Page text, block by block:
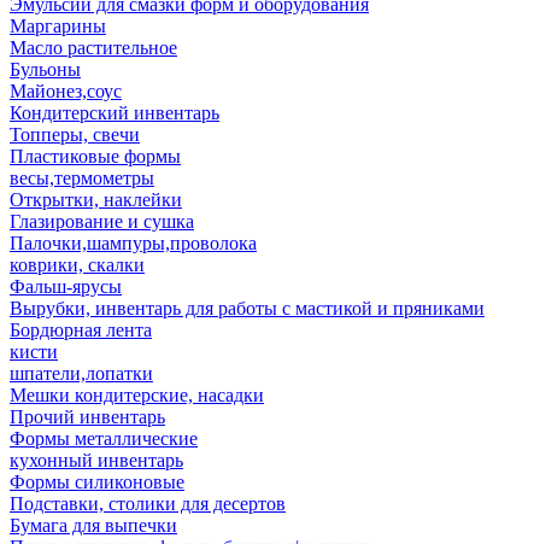
Эмульсии для смазки форм и оборудования
Маргарины
Масло растительное
Бульоны
Майонез,соус
Кондитерский инвентарь
Топперы, свечи
Пластиковые формы
весы,термометры
Открытки, наклейки
Глазирование и сушка
Палочки,шампуры,проволока
коврики, скалки
Фальш-ярусы
Вырубки, инвентарь для работы с мастикой и пряниками
Бордюрная лента
кисти
шпатели,лопатки
Мешки кондитерские, насадки
Прочий инвентарь
Формы металлические
кухонный инвентарь
Формы силиконовые
Подставки, столики для десертов
Бумага для выпечки